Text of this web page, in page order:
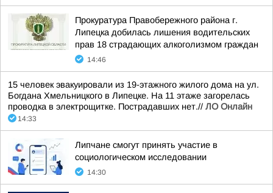
Прокуратура Правобережного района г.
Липецка добилась лишения водительских
прав 18 страдающих алкоголизмом граждан
14:46
15 человек эвакуировали из 19-этажного жилого дома на ул.
Богдана Хмельницкого в Липецке. На 11 этаже загорелась
проводка в электрощитке. Пострадавших нет.// ЛО Онлайн
14:33
Липчане смогут принять участие в
социологическом исследовании
14:30